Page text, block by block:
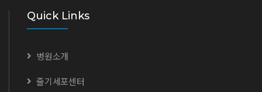
Quick Links
병원소개
줄기세포센터